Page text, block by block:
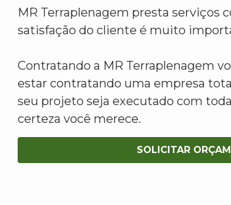
MR Terraplenagem presta serviços
satisfação do cliente é muito
Contratando a MR Terraplenagem
estar contratando uma empresa
seu projeto seja executado com
certeza você merece.
SOLICITAR